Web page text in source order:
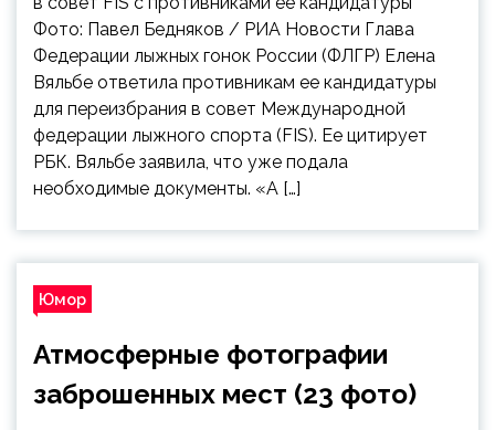
Фото: Павел Бедняков / РИА Новости Глава
Федерации лыжных гонок России (ФЛГР) Елена
Вяльбе ответила противникам ее кандидатуры
для переизбрания в совет Международной
федерации лыжного спорта (FIS). Ее цитирует
РБК. Вяльбе заявила, что уже подала
необходимые документы. «А […]
Юмор
Атмосферные фотографии
заброшенных мест (23 фото)